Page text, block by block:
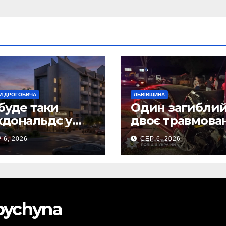
ДРОГОБИЧА
таки
у
(Фото)
6, 2026
ЛЬВІВЩИНА
Один
двоє
внаслідок ДТП
Самбірщині
СЕР 6, 2026